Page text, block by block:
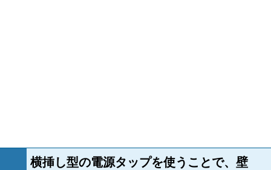
横挿し型の電源タップを使うことで、壁